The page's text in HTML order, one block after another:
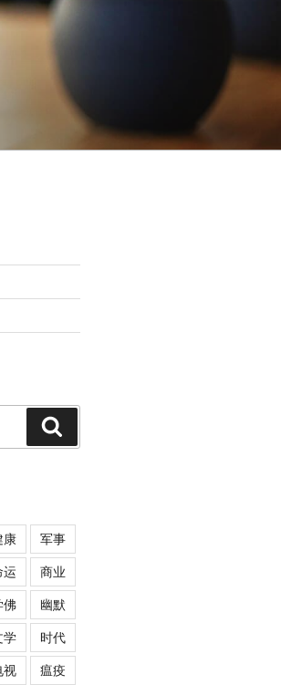
康 军事
运 商业
佛 幽默
学 时代
视 瘟疫